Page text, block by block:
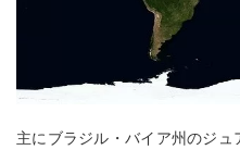
主にブラジル・バイア州のジ